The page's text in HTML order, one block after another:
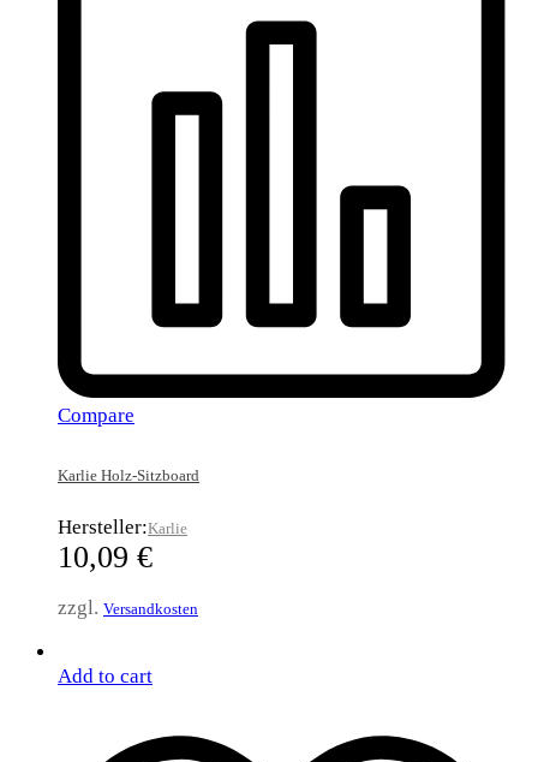
Compare
Karlie Holz-Sitzboard
Hersteller:Karlie
10,09 €
zzgl. Versandkosten
Add to cart